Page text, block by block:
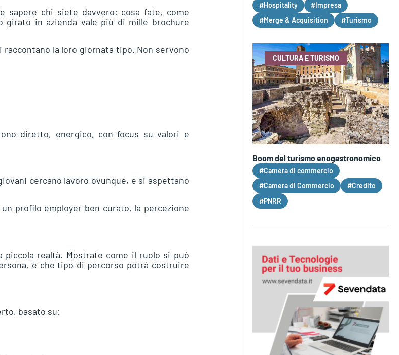
sapere chi siete davvero: cosa fate, come
girato in azienda vale più di mille brochure
la loro giornata tipo. Non servono
diretto, energico, con focus su valori e
cercano lavoro ovunque, e si aspettano
profilo employer ben curato, la percezione
piccola realtà. Mostrate come il ruolo si può
e che tipo di percorso potrà costruire
basato su:
#Hospitality
#Impresa
#Merge & Acquisition
#Turismo
CULTURA E TURISMO
Boom del turismo enogastronomico
#Camera di commercio
#Camera di Commercio
#Credito
#PNRR